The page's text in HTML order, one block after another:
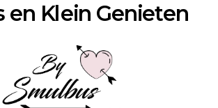
en Klein Genieten